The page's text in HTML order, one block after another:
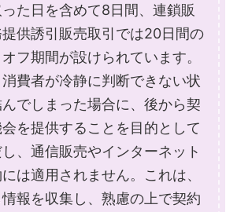
た日を含めて8日間、連鎖販
供誘引販売取引では20日間の
フ期間が設けられています。
費者が冷静に判断できない状
でしまった場合に、後から契
を提供することを目的として
、通信販売やインターネット
は適用されません。これは、
報を収集し、熟慮の上で契約